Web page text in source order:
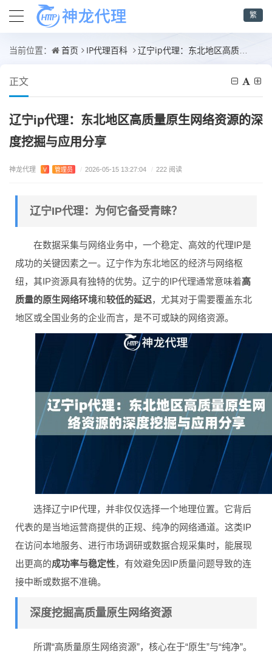
繁
当前位置： 首页 IP代理百科 辽宁ip代理：东北地区高质量原生网络资源的深度挖掘与应用分享
正文
辽宁ip代理：东北地区高质量原生网络资源的深
度挖掘与应用分享
神龙代理 V 管理员 / 2026-05-15 13:27:04 / 222 阅读
辽宁IP代理：为何它备受青睐？
在数据采集与网络业务中，一个稳定、高效的代理IP是
成功的关键因素之一。辽宁作为东北地区的经济与网络枢
纽，其IP资源具有独特的优势。辽宁的IP代理通常意味着高
质量的原生网络环境和较低的延迟，尤其对于需要覆盖东北
地区或全国业务的企业而言，是不可或缺的网络资源。
选择辽宁IP代理，并非仅仅选择一个地理位置。它背后
代表的是当地运营商提供的正规、纯净的网络通道。这类IP
在访问本地服务、进行市场调研或数据合规采集时，能展现
出更高的成功率与稳定性，有效避免因IP质量问题导致的连
接中断或数据不准确。
深度挖掘高质量原生网络资源
所谓“高质量原生网络资源”，核心在于“原生”与“纯净”。